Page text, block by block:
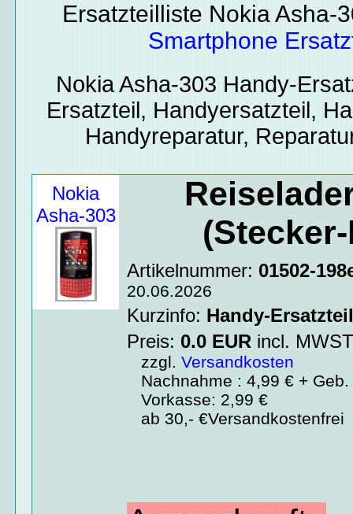
Ersatzteilliste Nokia Asha-
Smartphone
Nokia Asha-303 Handy-
Ersatzteil, Handyersatzteil,
Handyreparatur,
Nokia
Asha-303
Artikelnummer: 01502-
20.06.2026
Kurzinfo: Handy-
Preis: 0.0 EUR incl.
zzgl.Versandkosten
Nachnahme : 4,99 € + Geb.
Vorkasse: 2,99 €
ab 30,- €Versandkostenfrei